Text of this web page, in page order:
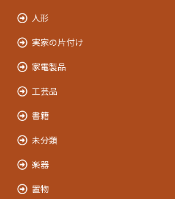
人形
実家の片付け
家電製品
工芸品
書籍
未分類
楽器
置物